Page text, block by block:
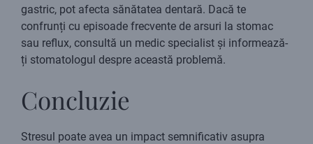
gastric, pot afecta sănătatea dentară. Dacă te
confrunți cu episoade frecvente de arsuri la stomac
sau reflux, consultă un medic specialist și informează-
ți stomatologul despre această problemă.
Concluzie
Stresul poate avea un impact semnificativ asupra